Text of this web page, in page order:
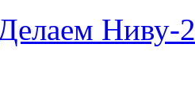
Ниву-